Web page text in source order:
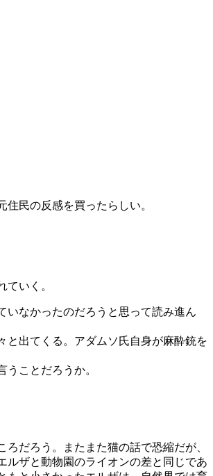
民の反感を買ったらしい。
いく。
いなかったのだろうと思って読み進ん
と出てくる。アダムソ氏自身が麻酔銃を
ことだろうか。
だろう。またまた猫の話で恐縮だが、
ルザと動物園のライオンの差と同じであ